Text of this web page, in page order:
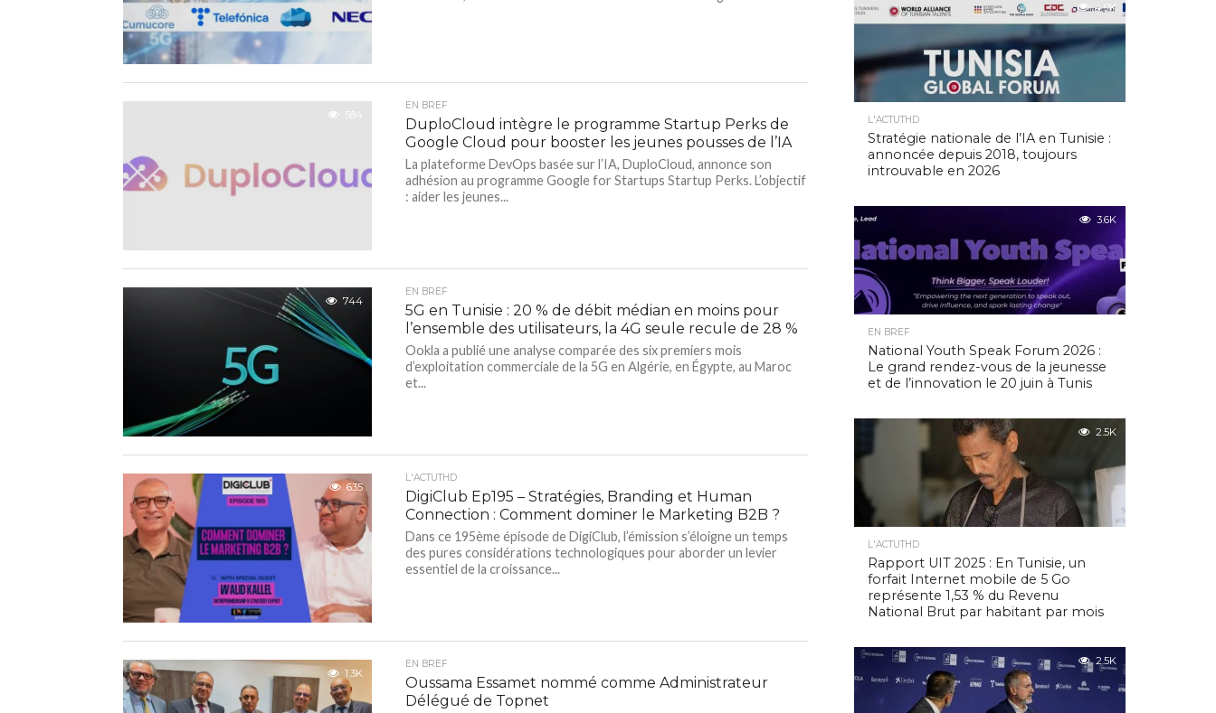
584
EN BREF
DuploCloud intègre le programme Startup Perks de
Google Cloud pour booster les jeunes pousses de l’IA
La plateforme DevOps basée sur l’IA, DuploCloud, annonce son
adhésion au programme Google for Startups Startup Perks. L’objectif
: aider les jeunes...
744
EN BREF
5G en Tunisie : 20 % de débit médian en moins pour
l’ensemble des utilisateurs, la 4G seule recule de 28 %
Ookla a publié une analyse comparée des six premiers mois
d’exploitation commerciale de la 5G en Algérie, en Égypte, au Maroc
et...
635
L'ACTUTHD
DigiClub Ep195 – Stratégies, Branding et Human
Connection : Comment dominer le Marketing B2B ?
Dans ce 195ème épisode de DigiClub, l’émission s’éloigne un temps
des pures considérations technologiques pour aborder un levier
essentiel de la croissance...
1.3K
EN BREF
Oussama Essamet nommé comme Administrateur
Délégué de Topnet
4.9K
L'ACTUTHD
Stratégie nationale de l’IA en Tunisie :
annoncée depuis 2018, toujours
introuvable en 2026
3.6K
EN BREF
National Youth Speak Forum 2026 :
Le grand rendez-vous de la jeunesse
et de l’innovation le 20 juin à Tunis
2.5K
L'ACTUTHD
Rapport UIT 2025 : En Tunisie, un
forfait Internet mobile de 5 Go
représente 1,53 % du Revenu
National Brut par habitant par mois
2.5K